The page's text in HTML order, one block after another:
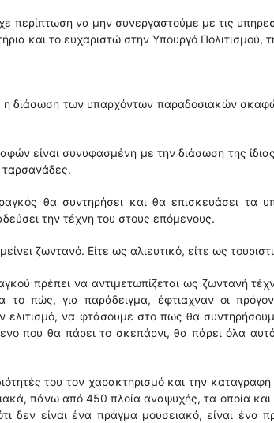
περίπτωση να μην συνεργαστούμε με τις
και το ευχαριστώ στην Υπουργό Πολιτισμού,
η διάσωση των υπαρχόντων παραδοσιακών
είναι συνυφασμένη με την διάσωση της
ταρσανάδες.
θα συντηρήσει και θα επισκευάσει τα
την τέχνη του στους επόμενους.
ζωντανό. Είτε ως αλιευτικό, είτε ως
πρέπει να αντιμετωπίζεται ως ζωντανή
το πώς, για παράδειγμα, έφτιαχναν οι
ελιτισμό, να φτάσουμε στο πως θα
που θα πάρει το σκεπάρνι, θα πάρει όλα
του τον χαρακτηρισμό και την
πάνω από 450 πλοία αναψυχής, τα οποία και
δεν είναι ένα πράγμα μουσειακό, είναι ένα